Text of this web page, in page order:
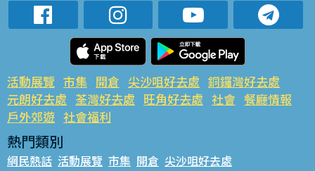
活動展覽 市集 開倉 尖沙咀好去處 銅鑼灣好去處
元朗好去處 荃灣好去處 旺角好去處 社會 餐廳情報
戶外郊遊 社會福利
熱門類別
網民熱話 活動展覽 市集 開倉 尖沙咀好去處